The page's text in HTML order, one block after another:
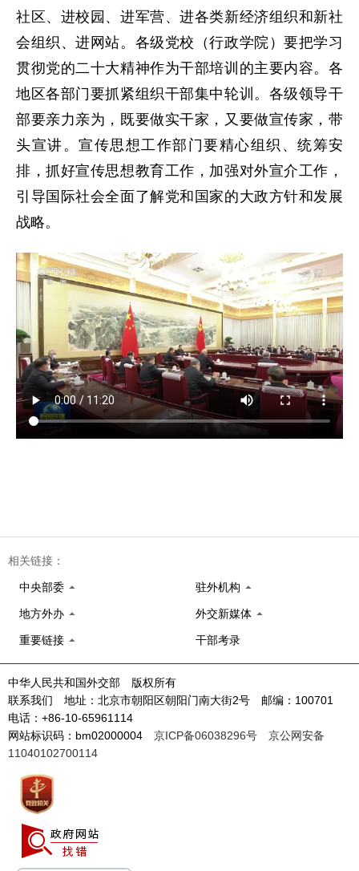
社区、进校园、进军营、进各类新经济组织和新社
会组织、进网站。各级党校（行政学院）要把学习
贯彻党的二十大精神作为干部培训的主要内容。各
地区各部门要抓紧组织干部集中轮训。各级领导干
部要亲力亲为，既要做实干家，又要做宣传家，带
头宣讲。宣传思想工作部门要精心组织、统筹安
排，抓好宣传思想教育工作，加强对外宣介工作，
引导国际社会全面了解党和国家的大政方针和发展
战略。
相关链接：
中央部委 驻外机构
地方外办 外交新媒体
重要链接 干部考录
中华人民共和国外交部 版权所有
联系我们 地址：北京市朝阳区朝阳门南大街2号 邮编：100701
电话：+86-10-65961114
网站标识码：bm02000004 京ICP备06038296号
京公网安备
11040102700114